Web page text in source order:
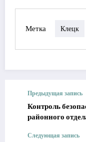
Метка Клецк
Предыдущая запись
Контроль
районного
Следующая запись